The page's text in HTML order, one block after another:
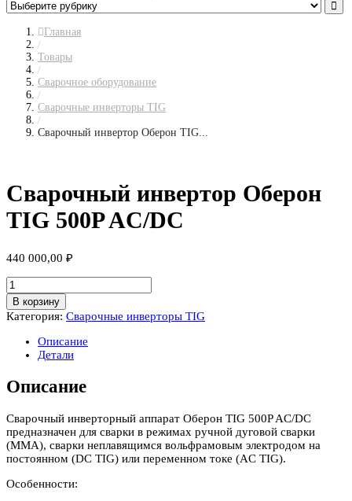
Главная
/
Товары
/
Сварочное оборудование
/
Сварочные инверторы TIG
/
Сварочный инвертор Оберон TIG...
Сварочный инвертор Оберон
TIG 500P AC/DC
440 000,00 ₽
Количество
товара
Сварочный
инвертор
Оберон
В корзину
Категория: Сварочные инверторы TIG
Описание
Детали
Описание
Сварочный инверторный аппарат Оберон TIG 500P AC/DC
предназначен для сварки в режимах ручной дуговой сварки
(MMA), сварки неплавящимся вольфрамовым электродом на
постоянном (DC TIG) или переменном токе (AC TIG).
Особенности: